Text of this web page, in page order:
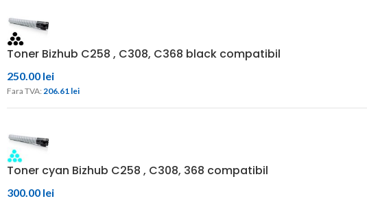
Toner Bizhub C258 , C308, C368 black compatibil
250.00 lei
Fara TVA: 206.61 lei
Toner cyan Bizhub C258 , C308, 368 compatibil
300.00 lei